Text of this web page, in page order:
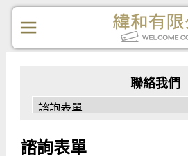
聯絡我們
諮詢表單